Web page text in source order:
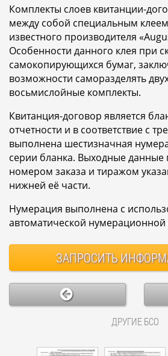
Комплекты слоев квитанции-
между собой специальным клеем
известного производителя
Особенности данного клея при
самокопирующихся бумаг,
возможности саморазделять
восьмислойные комплекты.
Квитанция-договор является
отчетности и в соответствие с
выполнена шестизначная
серии бланка. Выходные данные
номером заказа и тиражом
нижней её части.
Нумерация выполнена с
автоматической
ЗАПРОСИТЬ
ДРУГИЕ БСО